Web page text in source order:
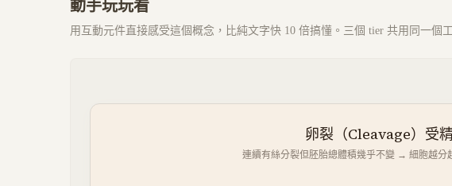
動手玩玩看
用互動元件直接感受這個概念，比純文字快 10 倍搞懂。三個 tier 共用同一個
卵裂（Cleavage）受
連續有絲分裂但胚胎總體積幾乎不變 → 細胞越分